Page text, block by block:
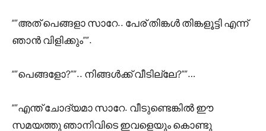
“”അത് പെങ്ങളാ സാറേ.. പേര് തിങ്കൾ തിങ്കളൂട്ടി എന്ന്
ഞാൻ വിളിക്കും””.
“”പെങ്ങളോ?””.. നിങ്ങൾക്ക് വീടില്ലേ?””…
“”എന്ത് ചോദ്യമാ സാറേ. വീടുണ്ടെങ്കിൽ ഈ
സമയത്തു ഞാനിവിടെ ഇവളെയും കൊണ്ടു